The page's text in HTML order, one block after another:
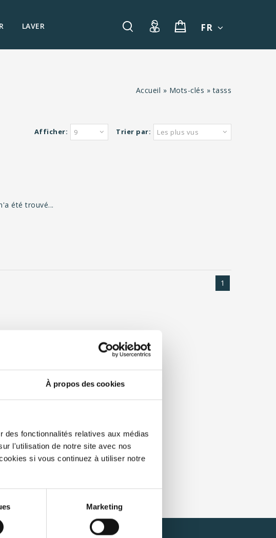
À propos des cookies
des fonctionnalités relatives aux médias
l'utilisation de notre site avec nos
si vous continuez à utiliser notre
Marketing
LAVER FR
Accueil » Mots-clés »tasss
Trier par: Les plus vus
Afficher: 9
été trouvé...
1